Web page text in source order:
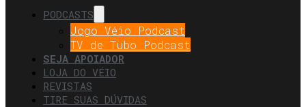
PODCASTS
Jogo Véio Podcast
TV de Tubo Podcast
SEJA APOIADOR
LOJA DO VÉIO
REVISTAS
TIRE SUAS DÚVIDAS